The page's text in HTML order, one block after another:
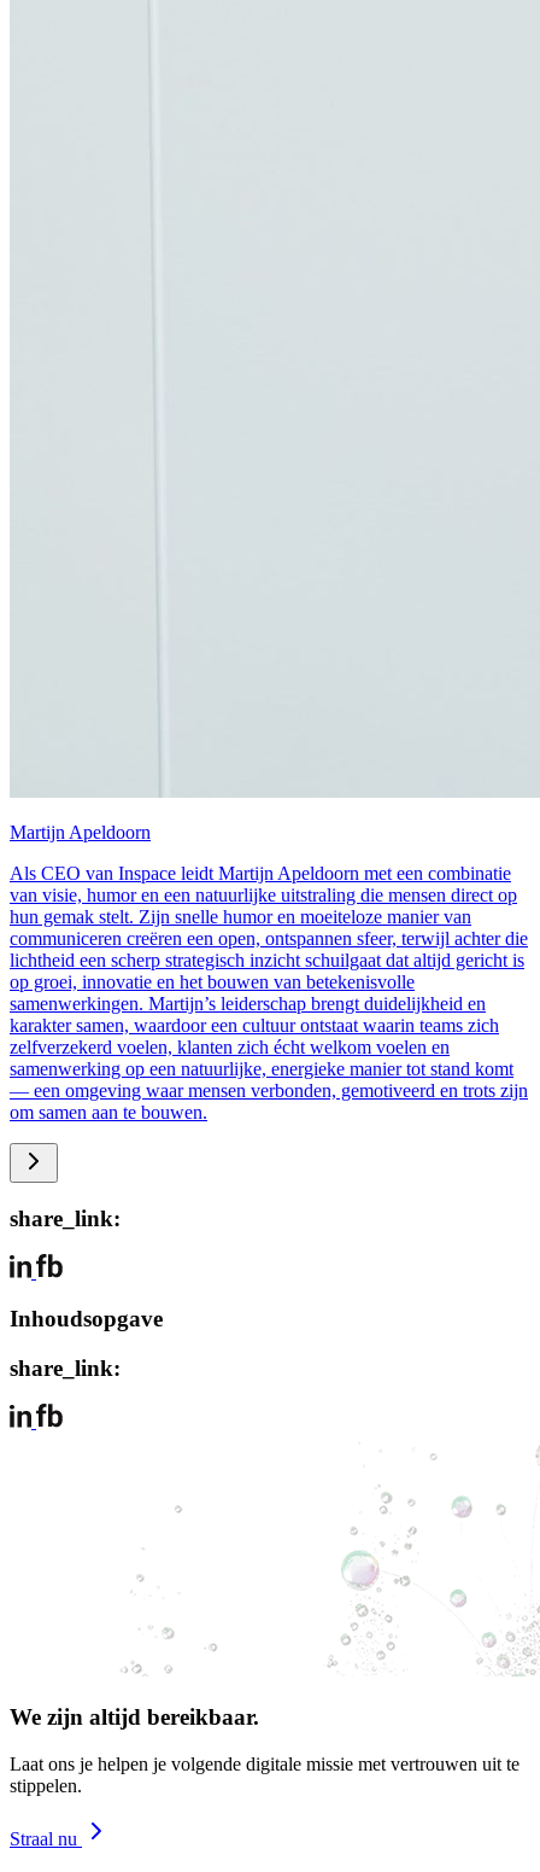
Martijn Apeldoorn
Als CEO van Inspace leidt Martijn Apeldoorn met een combinatie
van visie, humor en een natuurlijke uitstraling die mensen direct op
hun gemak stelt. Zijn snelle humor en moeiteloze manier van
communiceren creëren een open, ontspannen sfeer, terwijl achter die
lichtheid een scherp strategisch inzicht schuilgaat dat altijd gericht is
op groei, innovatie en het bouwen van betekenisvolle
samenwerkingen. Martijn’s leiderschap brengt duidelijkheid en
karakter samen, waardoor een cultuur ontstaat waarin teams zich
zelfverzekerd voelen, klanten zich écht welkom voelen en
samenwerking op een natuurlijke, energieke manier tot stand komt
— een omgeving waar mensen verbonden, gemotiveerd en trots zijn
om samen aan te bouwen.
share_link:
Inhoudsopgave
share_link:
We zijn altijd bereikbaar.
Laat ons je helpen je volgende digitale missie met vertrouwen uit te
stippelen.
Straal nu